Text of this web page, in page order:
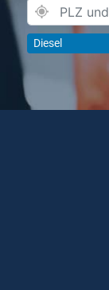
Diesel